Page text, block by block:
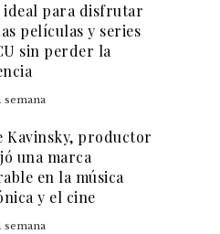
ideal para disfrutar
películas y series
sin perder la
semana
Kavinsky, productor
una marca
en la música
y el cine
semana